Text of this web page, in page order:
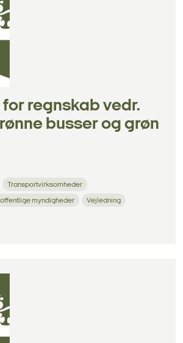
regnskab vedr.
busser og grøn
Transportvirksomheder
myndigheder Vejledning